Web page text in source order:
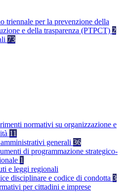
triennale per la prevenzione della
e della trasparenza (PTPCT) 2
73
normativi su organizzazione e
11
generali 36
di programmazione strategico-
1
e leggi regionali
disciplinare e codice di condotta 3
per cittadini e imprese